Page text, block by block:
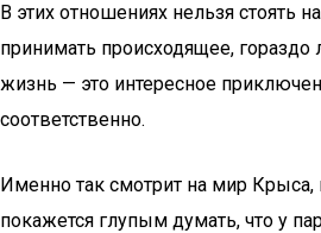
В этих отношениях нельзя стоять
принимать происходящее, гораздо
жизнь — это интересное
соответственно.
Именно так смотрит на мир Крыса,
покажется глупым думать, что у